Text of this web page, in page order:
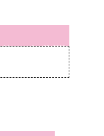
feira, setembro 26, 2018